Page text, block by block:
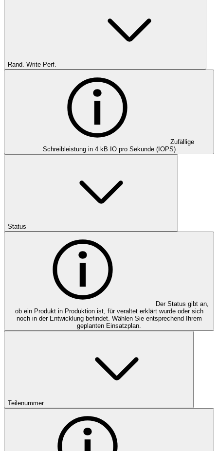
Rand. Write Perf.
Zufällige
Schreibleistung in 4 kB IO pro Sekunde (IOPS)
Status
Der Status gibt an,
ob ein Produkt in Produktion ist, für veraltet erklärt wurde oder sich
noch in der Entwicklung befindet. Wählen Sie entsprechend Ihrem
geplanten Einsatzplan.
Teilenummer